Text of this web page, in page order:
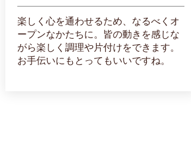
楽しく心を通わせるため、なるべくオ
ープンなかたちに。皆の動きを感じな
がら楽しく調理や片付けをできます。
お手伝いにもとってもいいですね。